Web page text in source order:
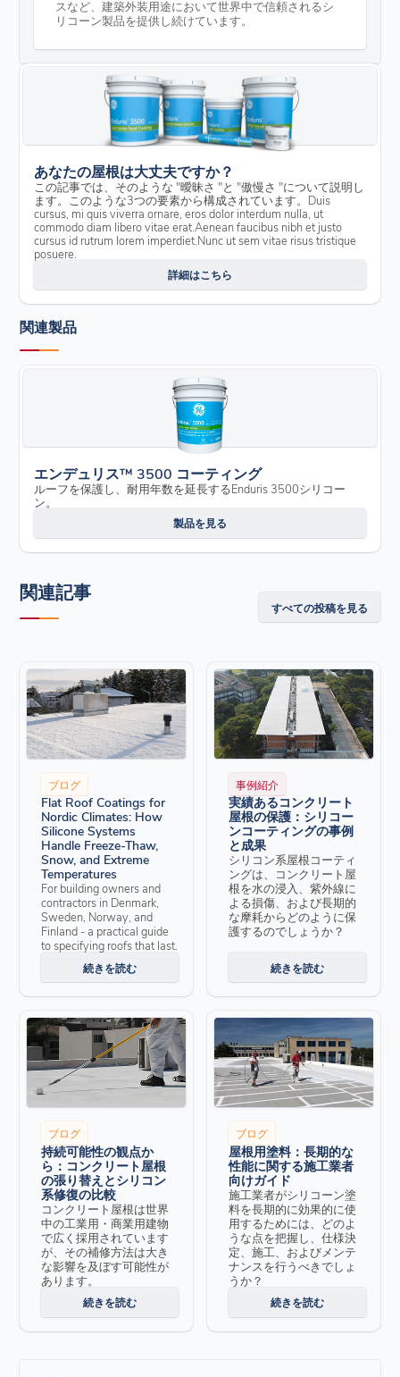
スなど、建築外装用途において世界中で信頼されるシ
リコーン製品を提供し続けています。
あなたの屋根は大丈夫ですか？
この記事では、そのような "曖昧さ "と "傲慢さ "について説明し
ます。このような3つの要素から構成されています。Duis
cursus, mi quis viverra ornare, eros dolor interdum nulla, ut
commodo diam libero vitae erat.Aenean faucibus nibh et justo
cursus id rutrum lorem imperdiet.Nunc ut sem vitae risus tristique
posuere.
詳細はこちら
関連製品
エンデュリス™ 3500 コーティング
ルーフを保護し、耐用年数を延長するEnduris 3500シリコー
ン。
製品を見る
関連記事
すべての投稿を見る
ブログ
Flat Roof Coatings for
Nordic Climates: How
Silicone Systems
Handle Freeze-Thaw,
Snow, and Extreme
Temperatures
For building owners and
contractors in Denmark,
Sweden, Norway, and
Finland - a practical guide
to specifying roofs that last.
続きを読む
事例紹介
実績あるコンクリート
屋根の保護：シリコー
ンコーティングの事例
と成果
シリコン系屋根コーティ
ングは、コンクリート屋
根を水の浸入、紫外線に
よる損傷、および長期的
な摩耗からどのように保
護するのでしょうか？
続きを読む
ブログ
持続可能性の観点か
ら：コンクリート屋根
の張り替えとシリコン
系修復の比較
コンクリート屋根は世界
中の工業用・商業用建物
で広く採用されています
が、その補修方法は大き
な影響を及ぼす可能性が
あります。
続きを読む
ブログ
屋根用塗料：長期的な
性能に関する施工業者
向けガイド
施工業者がシリコーン塗
料を長期的に効果的に使
用するためには、どのよ
うな点を把握し、仕様決
定、施工、およびメンテ
ナンスを行うべきでしょ
うか？
続きを読む